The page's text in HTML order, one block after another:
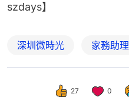
szdays】
深圳微時光 家務助理
27 0